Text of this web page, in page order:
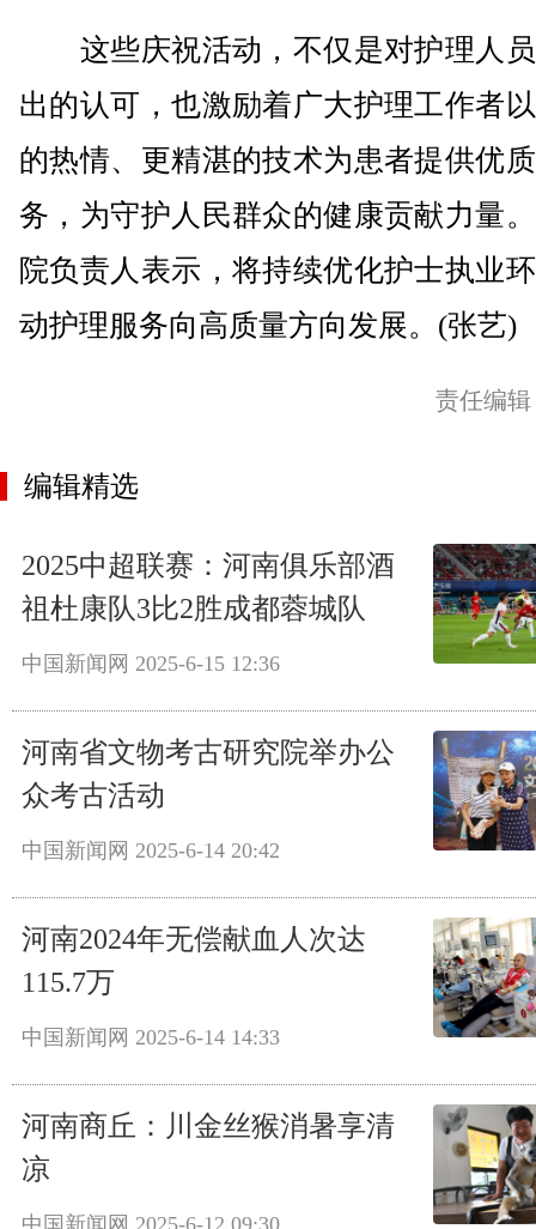
这些庆祝活动，不仅是对护理人
出的认可，也激励着广大护理工作者
的热情、更精湛的技术为患者提供优
务，为守护人民群众的健康贡献力量
院负责人表示，将持续优化护士执业
动护理服务向高质量方向发展。(张艺)
责任编
编辑精选
2025中超联赛：河南俱乐部酒
祖杜康队3比2胜成都蓉城队
中国新闻网 2025-6-15 12:36
河南省文物考古研究院举办公
众考古活动
中国新闻网 2025-6-14 20:42
河南2024年无偿献血人次达
115.7万
中国新闻网 2025-6-14 14:33
河南商丘：川金丝猴消暑享清
凉